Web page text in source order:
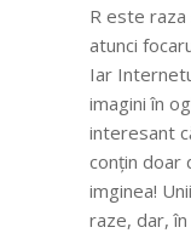
R este
atunci
Iar
imagini în
interesant
conțin doar
imginea!
raze, dar,